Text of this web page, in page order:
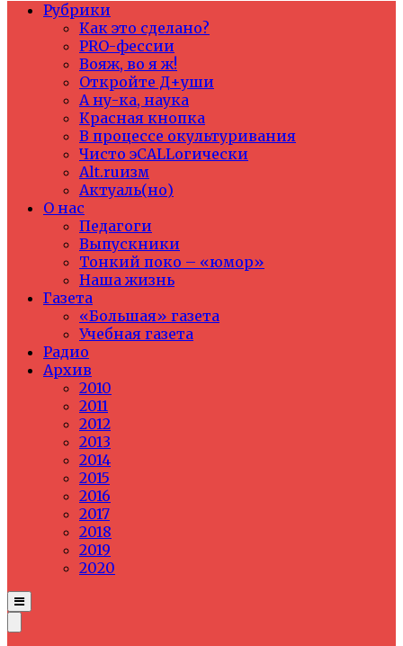
Рубрики
Как это сделано?
PRO-фессии
Вояж, во я ж!
Откройте Д+уши
А ну-ка, наука
Красная кнопка
В процессе окультуривания
Чисто эCALLогически
Alt.ruизм
Актуаль(но)
О нас
Педагоги
Выпускники
Тонкий поко – «юмор»
Наша жизнь
Газета
«Большая» газета
Учебная газета
Радио
Архив
2010
2011
2012
2013
2014
2015
2016
2017
2018
2019
2020